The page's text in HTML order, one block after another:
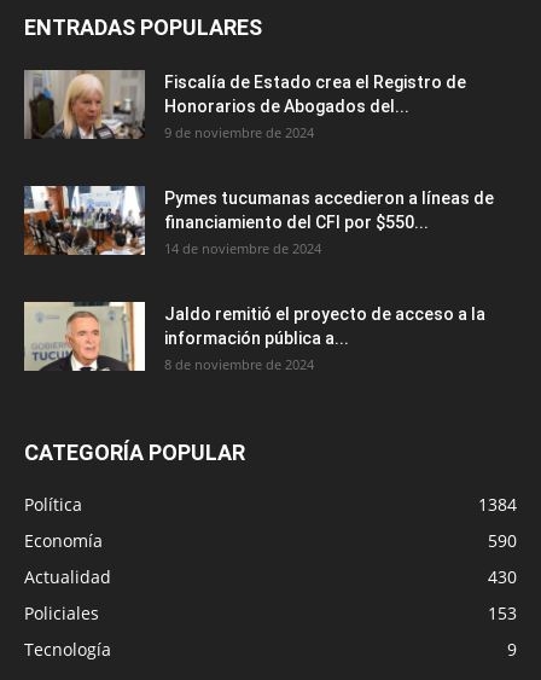
ENTRADAS POPULARES
Fiscalía de Estado crea el Registro de
Honorarios de Abogados del...
9 de noviembre de 2024
Pymes tucumanas accedieron a líneas de
financiamiento del CFI por $550...
14 de noviembre de 2024
Jaldo remitió el proyecto de acceso a la
información pública a...
8 de noviembre de 2024
CATEGORÍA POPULAR
Política
1384
Economía
590
Actualidad
430
Policiales
153
Tecnología
9